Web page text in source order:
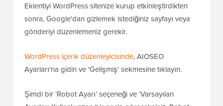
Eklentiyi WordPress sitenize kurup etkinleştirdikten
sonra, Google'dan gizlemek istediğiniz sayfayı veya
gönderiyi düzenlemeniz gerekir.
WordPress içerik düzenleyicisinde, AIOSEO
Ayarları'na gidin ve 'Gelişmiş' sekmesine tıklayın.
Şimdi bir ‘Robot Ayarı’ seçeneği ve ‘Varsayılan